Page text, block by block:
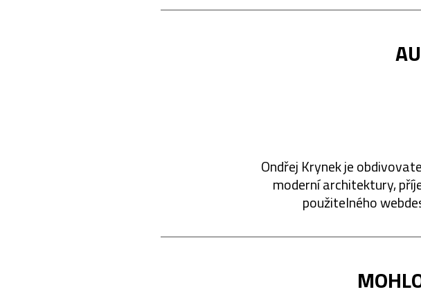
Ondřej Krynek je
moderní architektury,
použitelného